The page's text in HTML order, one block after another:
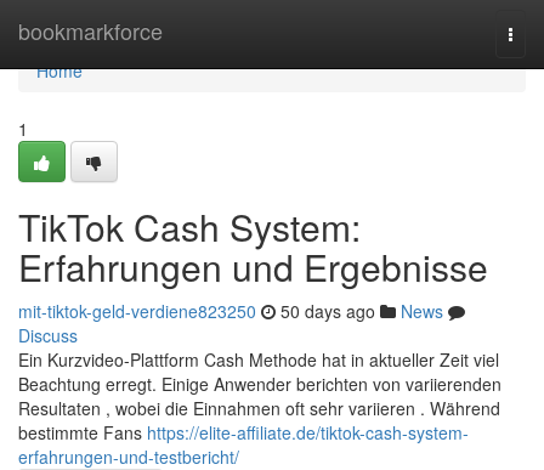
bookmarkforce
Home
Home
1
TikTok Cash System:
Erfahrungen und Ergebnisse
mit-tiktok-geld-verdiene823250 50 days ago
News
Discuss
Ein Kurzvideo-Plattform Cash Methode hat in aktueller Zeit viel
Beachtung erregt. Einige Anwender berichten von variierenden
Resultaten , wobei die Einnahmen oft sehr variieren . Während
bestimmte Fans https://elite-affiliate.de/tiktok-cash-system-
erfahrungen-und-testbericht/